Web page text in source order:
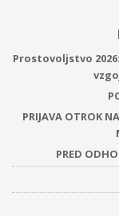
Prostovoljstvo
PRIJAVA OTROK
PRED